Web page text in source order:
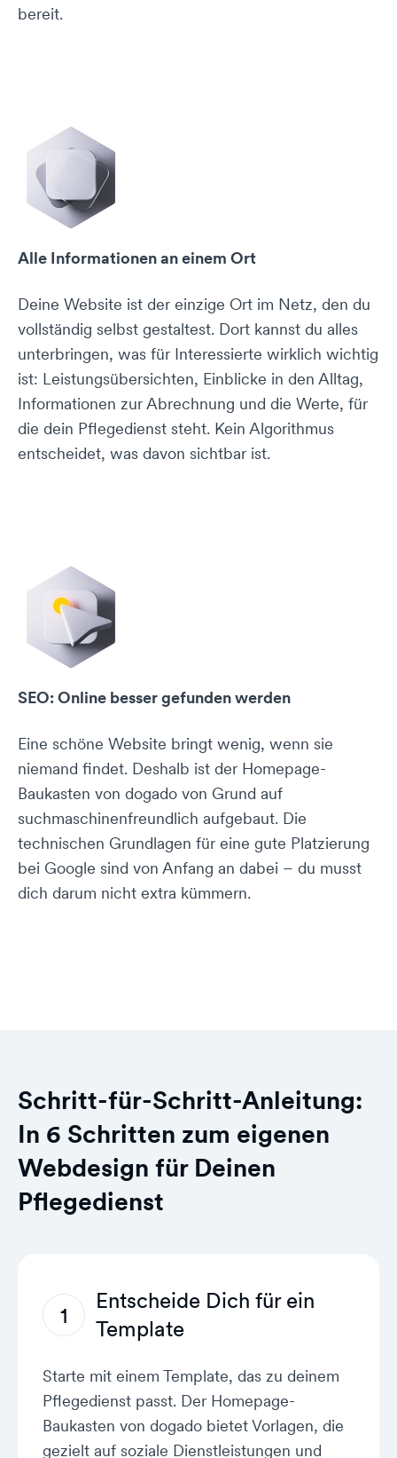
bereit.
Alle Informationen an einem Ort
Deine Website ist der einzige Ort im Netz, den du
vollständig selbst gestaltest. Dort kannst du alles
unterbringen, was für Interessierte wirklich wichtig
ist: Leistungsübersichten, Einblicke in den Alltag,
Informationen zur Abrechnung und die Werte, für
die dein Pflegedienst steht. Kein Algorithmus
entscheidet, was davon sichtbar ist.
SEO: Online besser gefunden werden
Eine schöne Website bringt wenig, wenn sie
niemand findet. Deshalb ist der Homepage-
Baukasten von dogado von Grund auf
suchmaschinenfreundlich aufgebaut. Die
technischen Grundlagen für eine gute Platzierung
bei Google sind von Anfang an dabei – du musst
dich darum nicht extra kümmern.
Schritt-für-Schritt-Anleitung:
In 6 Schritten zum eigenen
Webdesign für Deinen
Pflegedienst
1
Entscheide Dich für ein
Template
Starte mit einem Template, das zu deinem
Pflegedienst passt. Der Homepage-
Baukasten von dogado bietet Vorlagen, die
gezielt auf soziale Dienstleistungen und